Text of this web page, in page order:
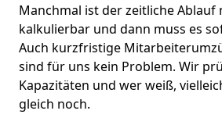
Manchmal ist der zeitliche Ablauf
kalkulierbar und dann muss es
Auch kurzfristige
sind für uns kein Problem. Wir
Kapazitäten und wer weiß,
gleich noch.